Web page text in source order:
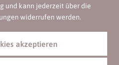
und kann jederzeit über die
widerrufen werden.
akzeptieren